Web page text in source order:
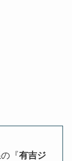
『有吉ジ